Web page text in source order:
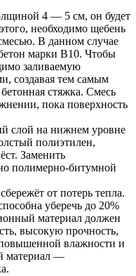
4 — 5 см, он будет
необходимо щебень
В данном случае
марки В10. Чтобы
заливаемую
создавая тем самым
стяжка. Смесь
пока поверхность
слой на нижнем уровне
полиэтилен,
Заменить
полимерно-битумной
от потерь тепла.
уберечь до 20%
материал должен
высокую прочность,
влажности и
материал —